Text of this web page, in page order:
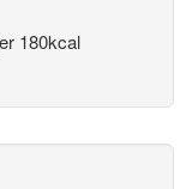
180kcal